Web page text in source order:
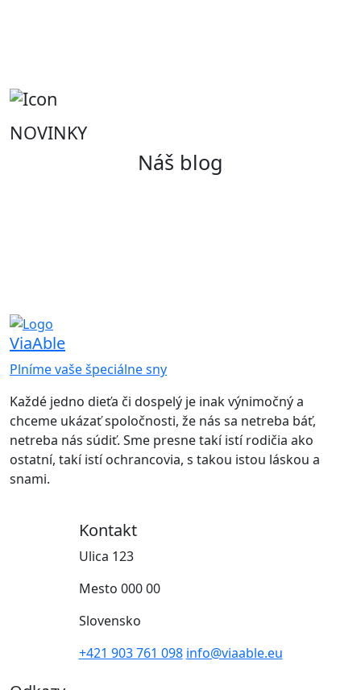
NOVINKY
Náš blog
ViaAble
Plníme vaše špeciálne sny
Každé jedno dieťa či dospelý je inak výnimočný a
chceme ukázať spoločnosti, že nás sa netreba báť,
netreba nás súdiť. Sme presne takí istí rodičia ako
ostatní, takí istí ochrancovia, s takou istou láskou a
snami.
Kontakt
Ulica 123
Mesto 000 00
Slovensko
‭+421 903 761 098‬ info@viaable.eu